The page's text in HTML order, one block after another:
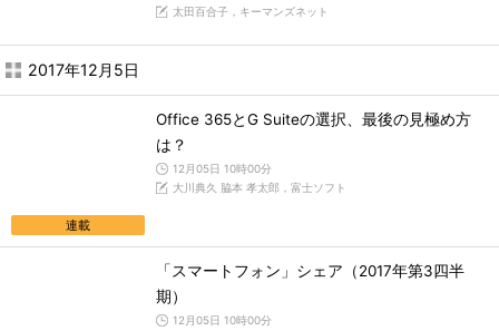
太田百合子，キーマンズネット
2017年12月5日
連載
Office 365とG Suiteの選択、最後の見極め方
は？
12月05日 10時00分
大川典久 脇本 孝太郎，富士ソフト
「スマートフォン」シェア（2017年第3四半
期）
12月05日 10時00分